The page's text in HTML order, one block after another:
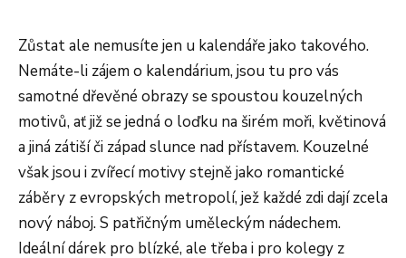
Zůstat ale nemusíte jen u kalendáře jako takového.
Nemáte-li zájem o kalendárium, jsou tu pro vás
samotné dřevěné obrazy se spoustou kouzelných
motivů, ať již se jedná o loďku na širém moři, květinová
a jiná zátiší či západ slunce nad přístavem. Kouzelné
však jsou i zvířecí motivy stejně jako romantické
záběry z evropských metropolí, jež každé zdi dají zcela
nový náboj. S patřičným uměleckým nádechem.
Ideální dárek pro blízké, ale třeba i pro kolegy z